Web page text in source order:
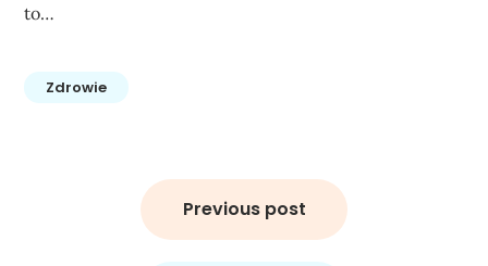
to…
Zdrowie
Previous post